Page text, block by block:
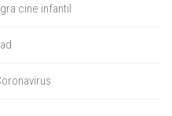
cine infantil